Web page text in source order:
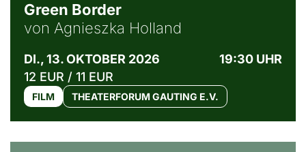
Green Border
von Agnieszka Holland
DI., 13. OKTOBER 2026
19:30 UHR
12 EUR / 11 EUR
FILM THEATERFORUM GAUTING E.V.